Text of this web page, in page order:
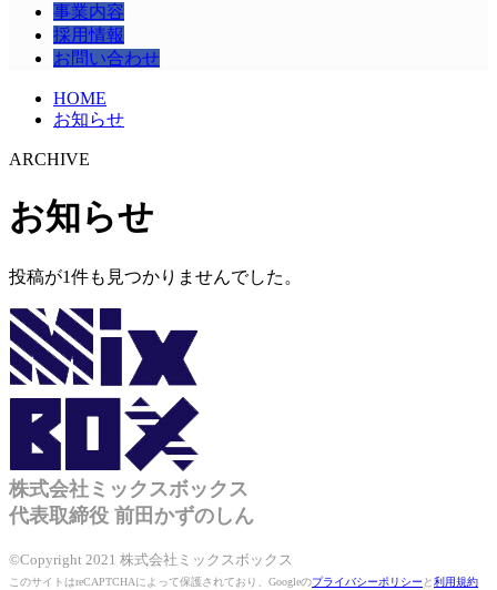
事業内容
採用情報
お問い合わせ
HOME
お知らせ
ARCHIVE
お知らせ
投稿が1件も見つかりませんでした。
株式会社ミックスボックス
代表取締役 前田かずのしん
©Copyright 2021 株式会社ミックスボックス
このサイトはreCAPTCHAによって保護されており、Googleのプライバシーポリシー と利用規約